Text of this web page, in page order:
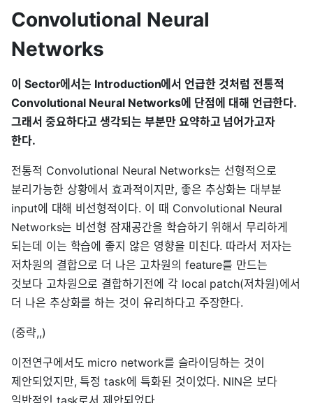
Convolutional Neural
Networks
이 Sector에서는 Introduction에서 언급한 것처럼 전통적
Convolutional Neural Networks에 단점에 대해 언급한다.
그래서 중요하다고 생각되는 부분만 요약하고 넘어가고자
한다.
전통적 Convolutional Neural Networks는 선형적으로
분리가능한 상황에서 효과적이지만, 좋은 추상화는 대부분
input에 대해 비선형적이다. 이 때 Convolutional Neural
Networks는 비선형 잠재공간을 학습하기 위해서 무리하게
되는데 이는 학습에 좋지 않은 영향을 미친다. 따라서 저자는
저차원의 결합으로 더 나은 고차원의 feature를 만드는
것보다 고차원으로 결합하기전에 각 local patch(저차원)에서
더 나은 추상화를 하는 것이 유리하다고 주장한다.
(중략,,)
이전연구에서도 micro network를 슬라이딩하는 것이
제안되었지만, 특정 task에 특화된 것이었다. NIN은 보다